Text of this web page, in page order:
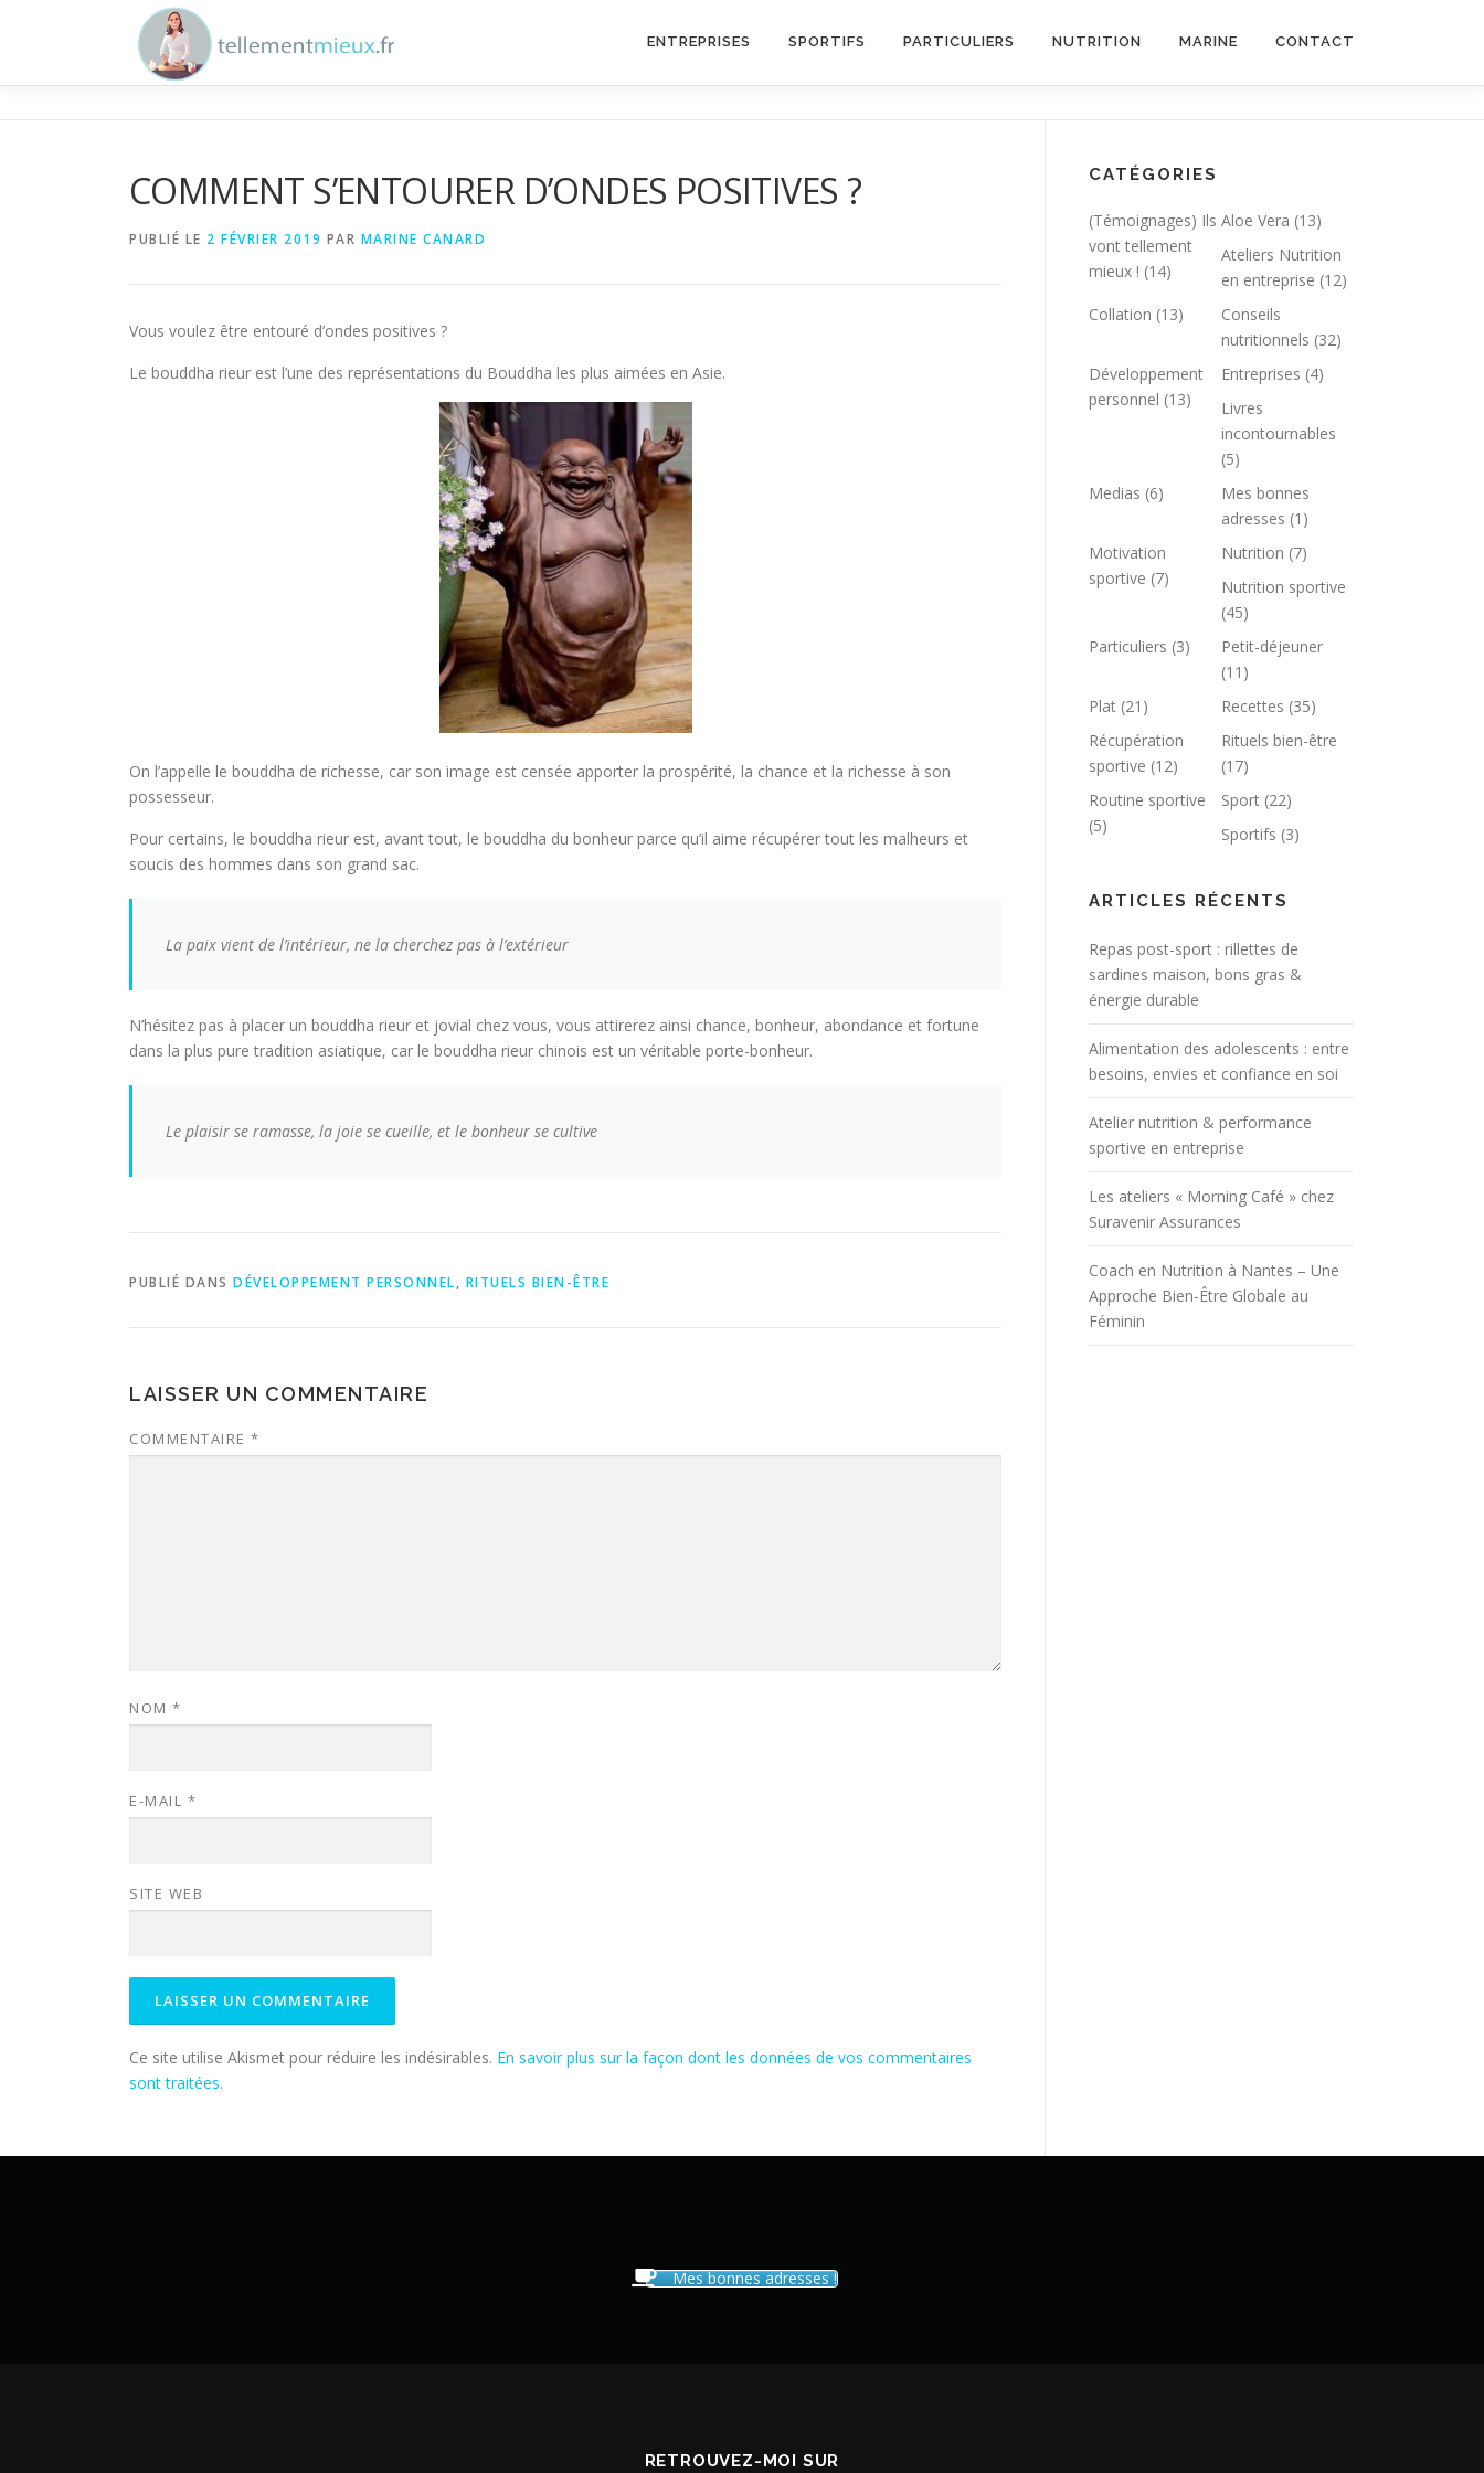
ENTREPRISES SPORTIFS PARTICULIERS NUTRITION MARINE CONTACT
COMMENT S’ENTOURER D’ONDES POSITIVES ?
PUBLIÉ LE 2 FÉVRIER 2019 PAR MARINE CANARD
Vous voulez être entouré d’ondes positives ?
Le bouddha rieur est l’une des représentations du Bouddha les plus aimées en Asie.
On l’appelle le bouddha de richesse, car son image est censée apporter la prospérité, la chance et la richesse à son
possesseur.
Pour certains, le bouddha rieur est, avant tout, le bouddha du bonheur parce qu’il aime récupérer tout les malheurs et
soucis des hommes dans son grand sac.
La paix vient de l’intérieur, ne la cherchez pas à l’extérieur
N’hésitez pas à placer un bouddha rieur et jovial chez vous, vous attirerez ainsi chance, bonheur, abondance et fortune
dans la plus pure tradition asiatique, car le bouddha rieur chinois est un véritable porte-bonheur.
Le plaisir se ramasse, la joie se cueille, et le bonheur se cultive
PUBLIÉ DANS DÉVELOPPEMENT PERSONNEL, RITUELS BIEN-ÊTRE
LAISSER UN COMMENTAIRE
COMMENTAIRE *
NOM *
E-MAIL *
SITE WEB
Ce site utilise Akismet pour réduire les indésirables. En savoir plus sur la façon dont les données de vos commentaires
sont traitées.
CATÉGORIES
(Témoignages) Ils
vont tellement
mieux ! (14)
Aloe Vera (13)
Ateliers Nutrition
en entreprise (12)
Collation (13)
Conseils
nutritionnels (32)
Développement
personnel (13)
Entreprises (4)
Livres
incontournables
(5)
Medias (6)
Mes bonnes
adresses (1)
Motivation
sportive (7)
Nutrition (7)
Nutrition sportive
(45)
Particuliers (3)
Petit-déjeuner
(11)
Plat (21) Recettes (35)
Récupération
sportive (12)
Rituels bien-être
(17)
Routine sportive
(5)
Sport (22)
Sportifs (3)
ARTICLES RÉCENTS
Repas post-sport : rillettes de
sardines maison, bons gras &
énergie durable
Alimentation des adolescents : entre
besoins, envies et confiance en soi
Atelier nutrition & performance
sportive en entreprise
Les ateliers « Morning Café » chez
Suravenir Assurances
Coach en Nutrition à Nantes – Une
Approche Bien-Être Globale au
Féminin
Mes bonnes adresses !
RETROUVEZ-MOI SUR